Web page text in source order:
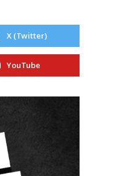
X (Twitter)
YouTube